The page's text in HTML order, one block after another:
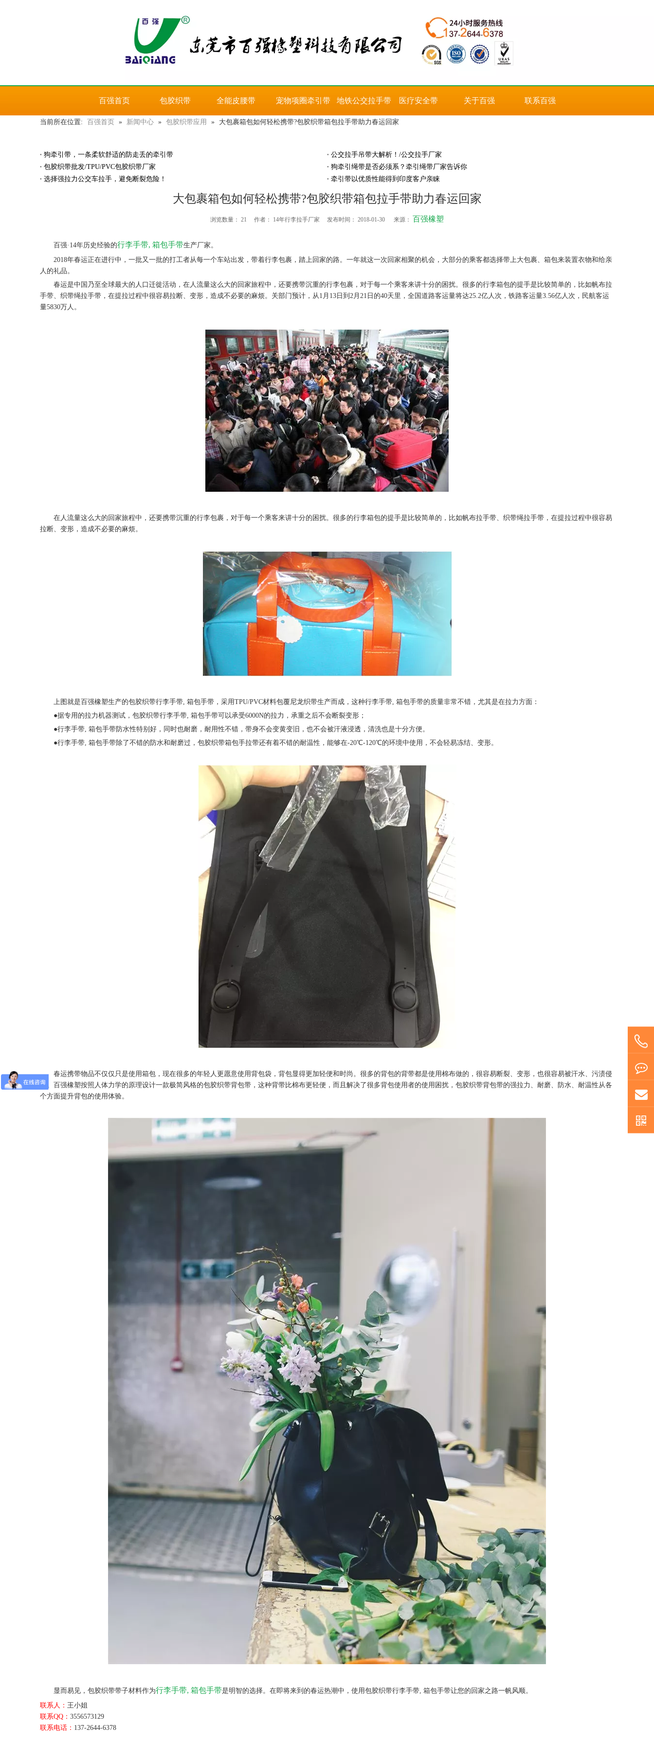
百强首页 包胶织带 全能皮腰带 宠物项圈牵引带 地铁公交拉手带 医疗安全带 关于百强 联系百强
当前所在位置: 百强首页 » 新闻中心 » 包胶织带应用 » 大包裹箱包如何轻松携带?包胶织带箱包拉手带助力春运回家
狗牵引带，一条柔软舒适的防走丢的牵引带
公交拉手吊带大解析！/公交拉手厂家
包胶织带批发/TPU/PVC包胶织带厂家
狗牵引绳带是否必须系？牵引绳带厂家告诉你
选择强拉力公交车拉手，避免断裂危险！
牵引带以优质性能得到印度客户亲睐
大包裹箱包如何轻松携带?包胶织带箱包拉手带助力春运回家
浏览数量： 21 作者： 14年行李拉手厂家 发布时间： 2018-01-30 来源： 百强橡塑
百强·14年历史经验的行李手带, 箱包手带生产厂家。
2018年春运正在进行中，一批又一批的打工者从每一个车站出发，带着行李包裹，踏上回家的路。一年就这一次回家相聚的机会，大部分的乘客都选择带上大包裹、箱包来装置衣物和给亲
人的礼品。
春运是中国乃至全球最大的人口迁徙活动，在人流量这么大的回家旅程中，还要携带沉重的行李包裹，对于每一个乘客来讲十分的困扰。很多的行李箱包的提手是比较简单的，比如帆布拉
手带、织带绳拉手带，在提拉过程中很容易拉断、变形，造成不必要的麻烦。关部门预计，从1月13日到2月21日的40天里，全国道路客运量将达25.2亿人次，铁路客运量3.56亿人次，民航客运
量5830万人。
在人流量这么大的回家旅程中，还要携带沉重的行李包裹，对于每一个乘客来讲十分的困扰。很多的行李箱包的提手是比较简单的，比如帆布拉手带、织带绳拉手带，在提拉过程中很容易
拉断、变形，造成不必要的麻烦。
上图就是百强橡塑生产的包胶织带行李手带, 箱包手带，采用TPU/PVC材料包覆尼龙织带生产而成，这种行李手带, 箱包手带的质量非常不错，尤其是在拉力方面：
●据专用的拉力机器测试，包胶织带行李手带, 箱包手带可以承受6000N的拉力，承重之后不会断裂变形；
●行李手带, 箱包手带防水性特别好，同时也耐磨，耐用性不错，带身不会变黄变旧，也不会被汗液浸透，清洗也是十分方便。
●行李手带, 箱包手带除了不错的防水和耐磨过，包胶织带箱包手拉带还有着不错的耐温性，能够在-20℃-120℃的环境中使用，不会轻易冻结、变形。
春运携带物品不仅仅只是使用箱包，现在很多的年轻人更愿意使用背包袋，背包显得更加轻便和时尚。很多的背包的背带都是使用棉布做的，很容易断裂、变形，也很容易被汗水、污渍侵
蚀。百强橡塑按照人体力学的原理设计一款极简风格的包胶织带背包带，这种背带比棉布更轻便，而且解决了很多背包使用者的使用困扰，包胶织带背包带的强拉力、耐磨、防水、耐温性从各
个方面提升背包的使用体验。
显而易见，包胶织带带子材料作为行李手带, 箱包手带是明智的选择。在即将来到的春运热潮中，使用包胶织带行李手带, 箱包手带让您的回家之路一帆风顺。
联系人： 王小姐
联系QQ： 3556573129
联系电话： 137-2644-6378